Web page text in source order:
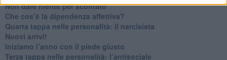
Non dare niente per scontato
Che cos’è la dipendenza affettiva?
Quarta tappa nelle personalità: il narcisista
​Nuovi arrivi!
​Iniziamo l’anno con il piede giusto
​Terza tappa nelle personalità: l’antisociale